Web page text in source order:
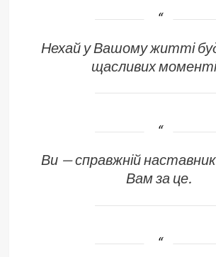
Нехай у Вашому житті
щасливих
Ви — справжній
Вам за це.